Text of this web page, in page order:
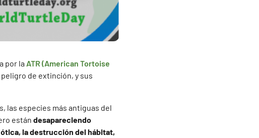
por la ATR (American Tortoise
de extinción, y sus
las especies más antiguas del
están desapareciendo
la destrucción del hábitat,